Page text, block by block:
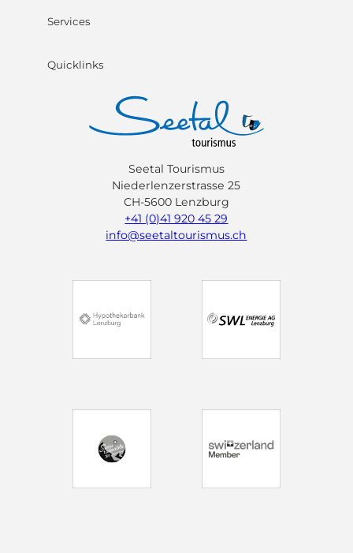
Services
Quicklinks
Seetal Tourismus
Niederlenzerstrasse 25
CH-5600 Lenzburg
+41 (0)41 920 45 29
info@seetaltourismus.ch